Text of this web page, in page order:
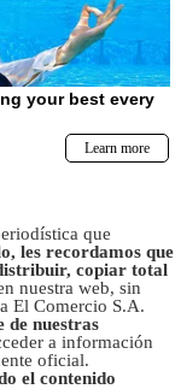
que
les recordamos que
copiar total
nuestra web, sin
El Comercio S.A.
de nuestras
a información
oficial.
el contenido